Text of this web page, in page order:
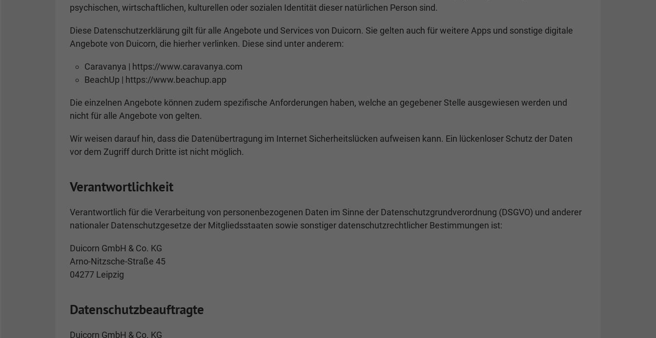
psychischen, wirtschaftlichen, kulturellen oder sozialen Identität dieser natürlichen Person sind.
Diese Datenschutzerklärung gilt für alle Angebote und Services von Duicorn. Sie gelten auch für weitere Apps und sonstige digitale
Angebote von Duicorn, die hierher verlinken. Diese sind unter anderem:
Caravanya | https://www.caravanya.com
BeachUp | https://www.beachup.app
Die einzelnen Angebote können zudem spezifische Anforderungen haben, welche an gegebener Stelle ausgewiesen werden und
nicht für alle Angebote von gelten.
Wir weisen darauf hin, dass die Datenübertragung im Internet Sicherheitslücken aufweisen kann. Ein lückenloser Schutz der Daten
vor dem Zugriff durch Dritte ist nicht möglich.
Verantwortlichkeit
Verantwortlich für die Verarbeitung von personenbezogenen Daten im Sinne der Datenschutzgrundverordnung (DSGVO) und anderer
nationaler Datenschutzgesetze der Mitgliedsstaaten sowie sonstiger datenschutzrechtlicher Bestimmungen ist:
Duicorn GmbH & Co. KG
Arno-Nitzsche-Straße 45
04277 Leipzig
Datenschutzbeauftragte
Duicorn GmbH & Co. KG